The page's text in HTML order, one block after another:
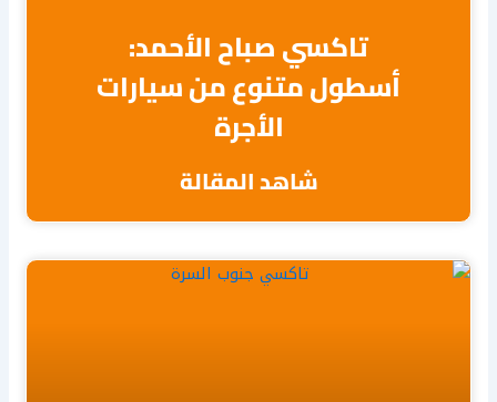
تاكسي صباح الأحمد:
أسطول متنوع من سيارات
الأجرة
شاهد المقالة